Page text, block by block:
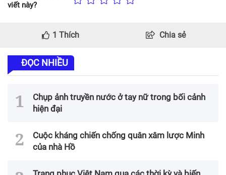
viết này?
1 Thích Chia sẻ
ĐỌC NHIỀU
Chụp ảnh truyền nước ở tay nữ trong bối cảnh
hiện đại
Cuộc kháng chiến chống quân xâm lược Minh
của nhà Hồ